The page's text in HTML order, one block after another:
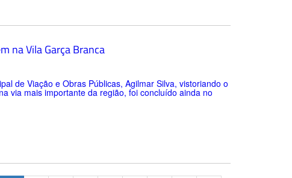
na Vila Garça Branca
de Viação e Obras Públicas, Agilmar Silva, vistoriando o
via mais importante da região, foi concluído ainda no